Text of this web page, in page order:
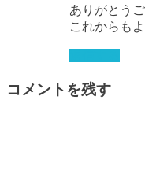
ありがとう
これからも
コメントを残す